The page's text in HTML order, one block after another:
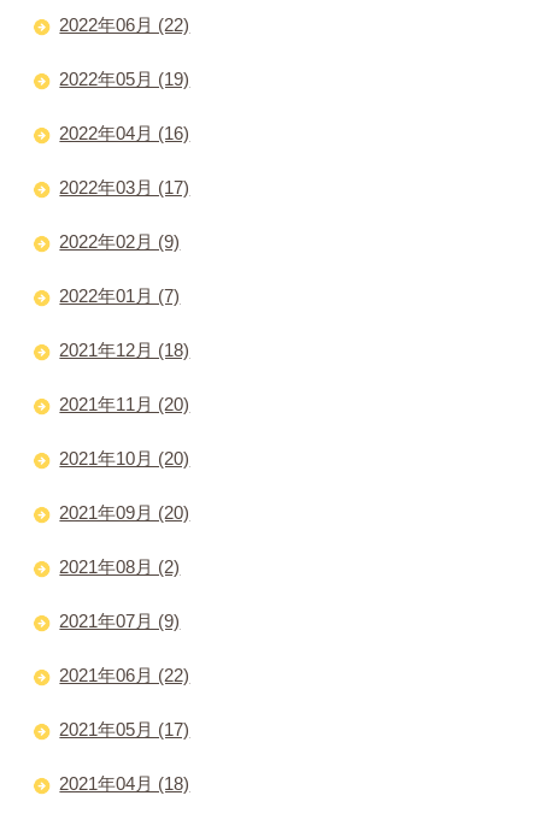
2022年06月 (22)
2022年05月 (19)
2022年04月 (16)
2022年03月 (17)
2022年02月 (9)
2022年01月 (7)
2021年12月 (18)
2021年11月 (20)
2021年10月 (20)
2021年09月 (20)
2021年08月 (2)
2021年07月 (9)
2021年06月 (22)
2021年05月 (17)
2021年04月 (18)